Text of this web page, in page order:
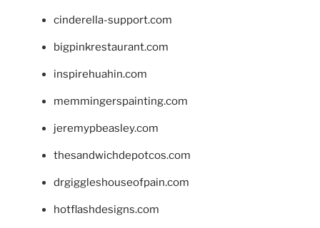
cinderella-support.com
bigpinkrestaurant.com
inspirehuahin.com
memmingerspainting.com
jeremypbeasley.com
thesandwichdepotcos.com
drgiggleshouseofpain.com
hotflashdesigns.com